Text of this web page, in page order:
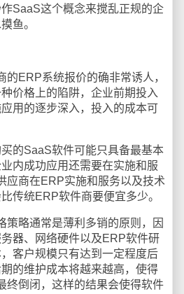
SaaS这个概念来搅乱正规的企
鱼。
ERP系统报价的确非常诱人，
价格上的陷阱，企业前期投入
用的逐步深入，投入的成本可
SaaS软件可能只具备最基本
内成功应用还需要在实施和服
应商在ERP实施和服务以及技术
传统ERP软件商要便宜多少。
略通常是薄利多销的原则，因
器、网络硬件以及ERP软件研
客户规模只有达到一定程度后
的维护成本将越来越高，使得
终倒闭，这样的结果会使得软件